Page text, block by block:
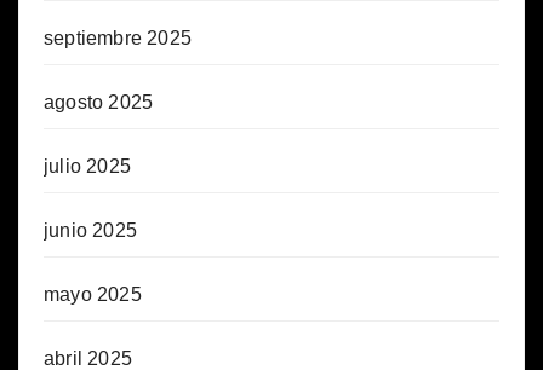
septiembre 2025
agosto 2025
julio 2025
junio 2025
mayo 2025
abril 2025